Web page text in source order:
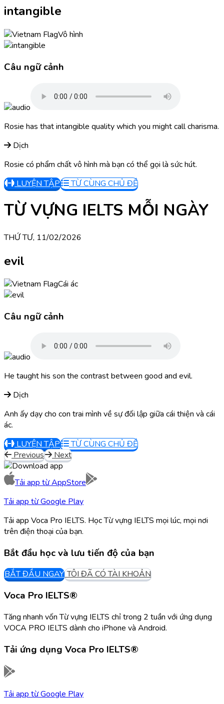
intangible
Vô hình
Câu ngữ cảnh
Rosie has that intangible quality which you might call charisma.
Dịch
Rosie có phẩm chất vô hình mà bạn có thể gọi là sức hút.
LUYỆN TẬP
TỪ CÙNG CHỦ ĐỀ
TỪ VỰNG IELTS MỖI NGÀY
THỨ TƯ, 11/02/2026
evil
Cái ác
Câu ngữ cảnh
He taught his son the contrast between good and evil.
Dịch
Anh ấy dạy cho con trai mình về sự đối lập giữa cái thiện và cái
ác.
LUYỆN TẬP
TỪ CÙNG CHỦ ĐỀ
Previous
Next
Tải app từAppStore
Tải app từGoogle Play
Tải app Voca Pro IELTS. Học Từ vựng IELTS mọi lúc, mọi nơi
trên điện thoại của bạn.
Bắt đầu học và lưu tiến độ của bạn
BẮT ĐẦU NGAY TÔI ĐÃ CÓ TÀI KHOẢN
Voca Pro IELTS®
Tăng nhanh vốn Từ vựng IELTS chỉ trong 2 tuần với ứng dụng
VOCA PRO IELTS dành cho iPhone và Android.
Tải ứng dụng Voca Pro IELTS®
Tải app từGoogle Play